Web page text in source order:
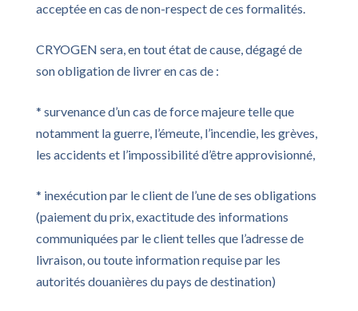
acceptée en cas de non-respect de ces formalités.
CRYOGEN sera, en tout état de cause, dégagé de
son obligation de livrer en cas de :
* survenance d’un cas de force majeure telle que
notamment la guerre, l’émeute, l’incendie, les grèves,
les accidents et l’impossibilité d’être approvisionné,
* inexécution par le client de l’une de ses obligations
(paiement du prix, exactitude des informations
communiquées par le client telles que l’adresse de
livraison, ou toute information requise par les
autorités douanières du pays de destination)